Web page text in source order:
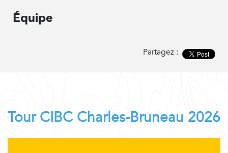
Équipe
Partagez :
Tour CIBC Charles-Bruneau 2026